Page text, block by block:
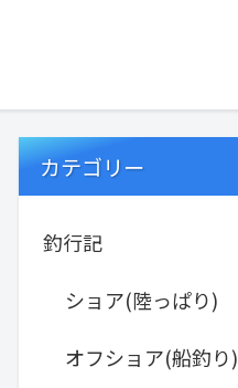
カテゴリー
釣行記
ショア(陸っぱり)
オフショア(船釣り)